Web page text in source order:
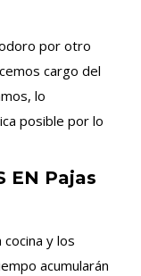
por otro
cargo del
lo
posible por lo
EN Pajas
y los
acumularán